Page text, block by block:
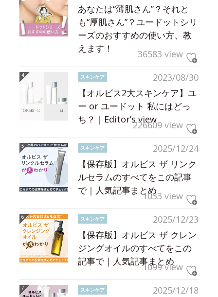
あなたは“薄肌さん”？それと
も“厚肌さん”？ユードットシリ
ーズのおすすめの使い方、教
えます！
36583 view
2023/08/30
スキンケア
【オルビス2大スキンケア】ユ
ー or ユードット 私にはどっ
ち？｜Editor’s view226609 view
2025/12/24
スキンケア
【保存版】オルビス ザ リンク
ルセラムのすべてをこの記事
で｜人気記事まとめ1033 view
2025/12/23
スキンケア
【保存版】オルビス ザ クレン
ジングオイルのすべてをこの
記事で｜人気記事まとめ
1099 view
2025/12/18
スキンケア